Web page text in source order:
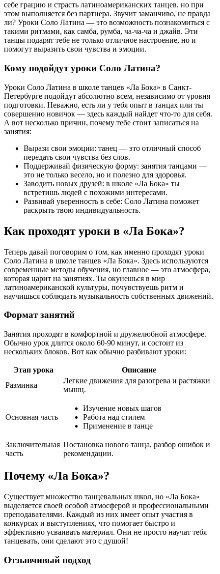
себе грацию и страсть латиноамериканских танцев, но при
этом выполняется без партнера. Звучит заманчиво, не правда
ли? Уроки Соло Латина — это возможность познакомиться с
такими ритмами, как самба, румба, ча-ча-ча и джайв. Эти
танцы подарят тебе не только отличное настроение, но и
помогут выразить свои чувства и эмоции.
Кому подойдут уроки Соло Латина?
Уроки Соло Латина в школе танцев «Ла Бока» в Санкт-
Петербурге подойдут абсолютно всем, независимо от уровня
подготовки. Неважно, есть ли у тебя опыт в танцах или ты
совершенно новичок — здесь каждый найдет что-то для себя.
А вот несколько причин, почему тебе стоит записаться на
занятия:
Вырази свои эмоции: танец — это отличный способ
передать свои чувства без слов.
Поддерживай физическую форму: занятия танцами —
это не только весело, но и полезно для здоровья.
Заводить новых друзей: в школе «Ла Бока» ты
встретишь людей с похожими интересами.
Развивай уверенность в себе: Соло Латина поможет
раскрыть твою индивидуальность.
Как проходят уроки в «Ла Бока»?
Теперь давай поговорим о том, как именно проходят уроки
Соло Латина в школе танцев «Ла Бока». Здесь используются
современные методы обучения, но главное — это атмосфера,
которая царит на занятиях. Ты окунешься в мир
латиноамериканской культуры, почувствуешь ритм и
научишься соблюдать музыкальность собственных движений.
Формат занятий
Занятия проходят в комфортной и дружелюбной атмосфере.
Обычно урок длится около 60-90 минут, и состоит из
нескольких блоков. Вот как обычно разбивают уроки:
Этап урока
Описание
Разминка
Легкие движения для разогрева и растяжки
мышц.
Основная часть
Изучение новых шагов
Работа над стилем
Применение в танце
Заключительная
часть
Постановка нового танца, разбор ошибок и
рекомендации.
Почему «Ла Бока»?
Существует множество танцевальных школ, но «Ла Бока»
выделяется своей особой атмосферой и профессиональными
преподавателями. Каждый из них имеет опыт участия в
конкурсах и выступлениях, что помогает быстро и
эффективно усваивать материал. Они не просто научат тебя
танцевать, они сделают это с душой!
Отзывчивый подход